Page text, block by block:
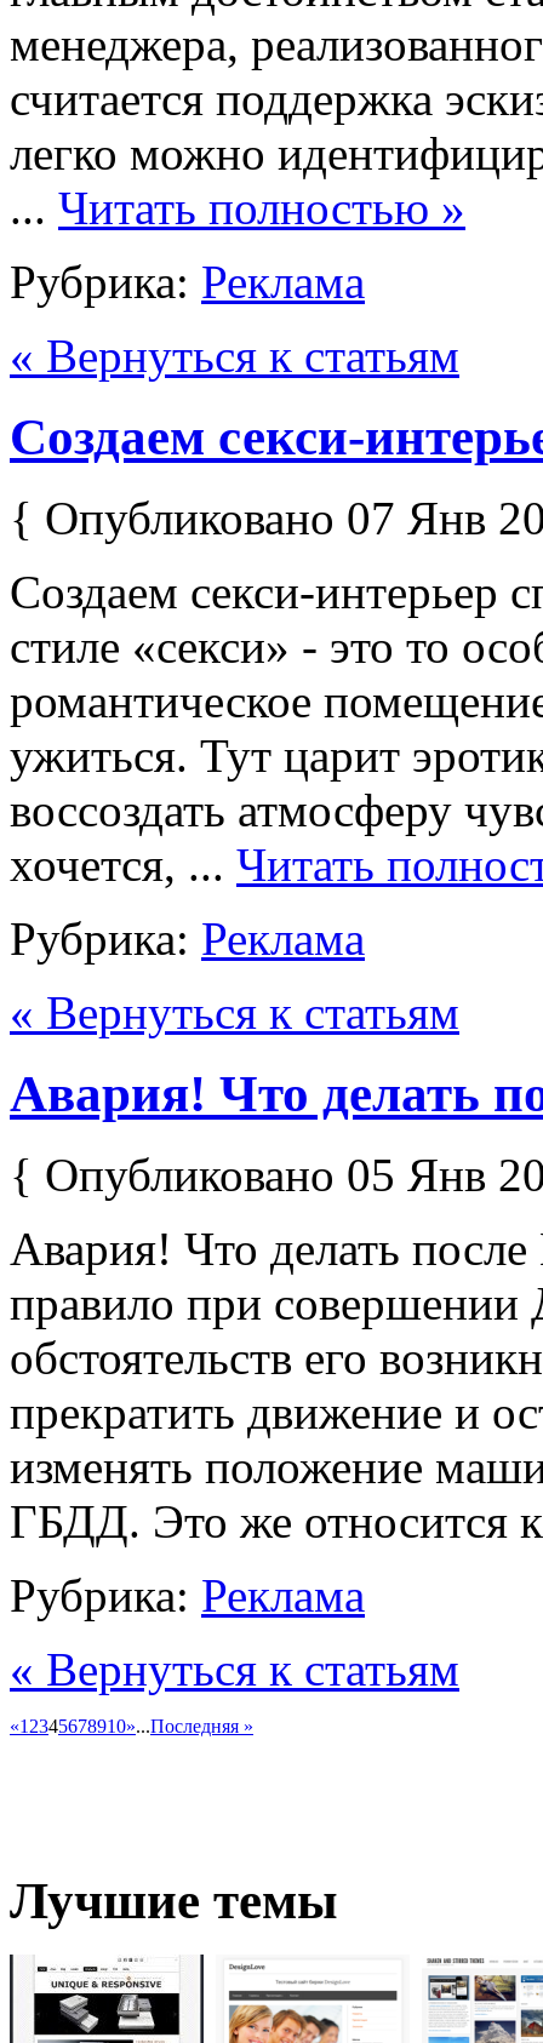
менеджера,
считается поддержка
легко можно
... Читать полностью »
Рубрика: Реклама
« Вернуться к статьям
Создаем секси-
{ Опубликовано 07 Янв
Создаем секси-интерьер
стиле «секси» - это то
романтическое
ужиться. Тут царит
воссоздать атмосферу
хочется, ... Читать
Рубрика: Реклама
« Вернуться к статьям
Авария! Что делать
{ Опубликовано 05 Янв
Авария! Что делать
правило при
обстоятельств его
прекратить движение и
изменять положение
ГБДД. Это же относится
Рубрика: Реклама
« Вернуться к статьям
«1 2345678910»...Последняя »
Лучшие темы